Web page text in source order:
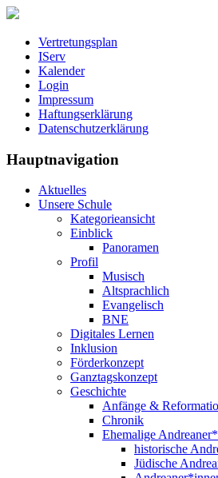
Vertretungsplan
IServ
Kalender
Login
Impressum
Haftungserklärung
Datenschutzerklärung
Hauptnavigation
Aktuelles
Unsere Schule
Kategorieansicht
Einblick
Panoramen
Profil
Musisch
Altsprachlich
Evangelisch
BNE
Digitales Lernen
Inklusion
Förderkonzept
Ganztagskonzept
Geschichte
Anfänge &
Chronik
Ehemalige
historische
Jüdische